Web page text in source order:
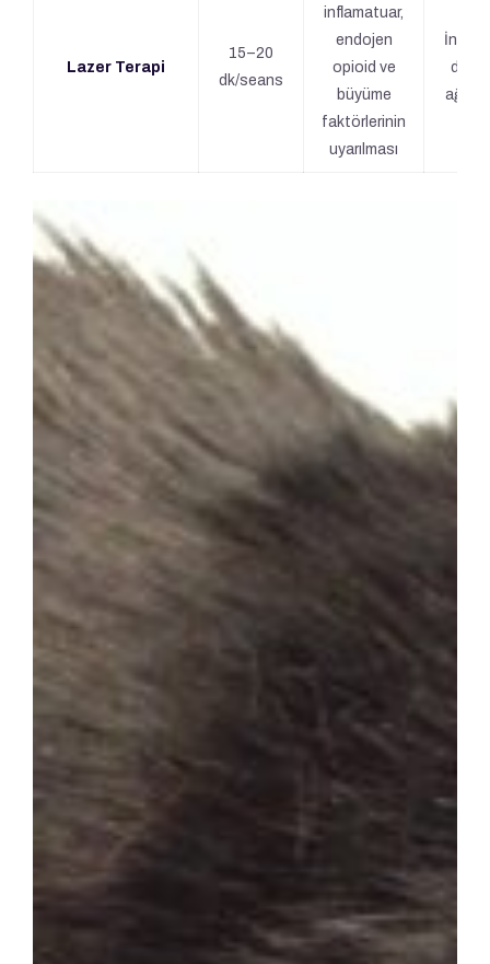
Lazer Terapi
15–20
dk/seans
inflamatuar,
endojen
opioid ve
büyüme
faktörlerinin
uyarılması
değil,
ağrısız